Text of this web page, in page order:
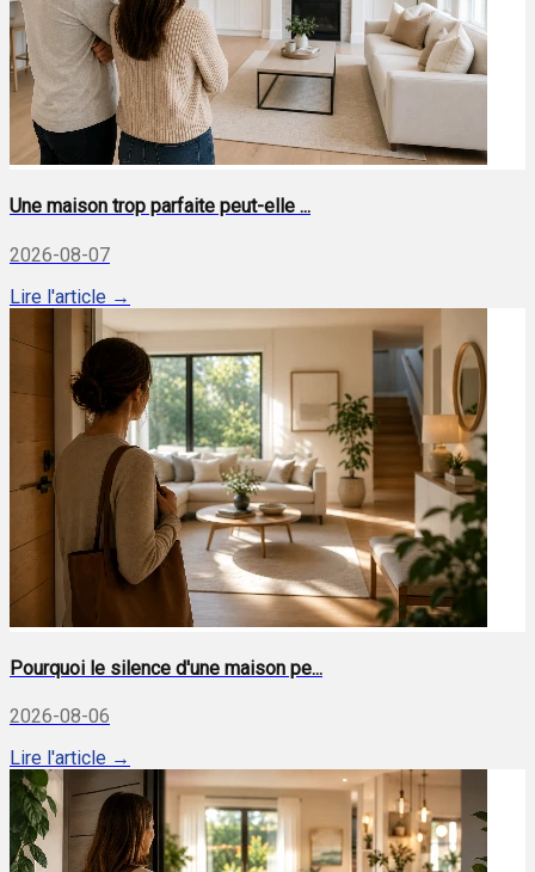
Une maison trop parfaite peut-elle ...
2026-08-07
Lire l'article →
Pourquoi le silence d'une maison pe...
2026-08-06
Lire l'article →